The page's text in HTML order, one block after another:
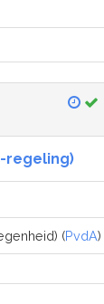
regeling)
(PvdA)